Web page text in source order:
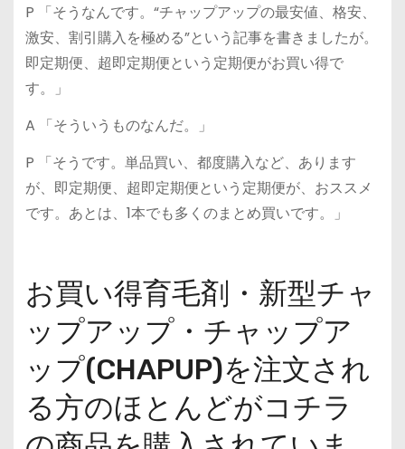
P 「そうなんです。“チャップアップの最安値、格安、
激安、割引購入を極める”という記事を書きましたが。
即定期便、超即定期便という定期便がお買い得で
す。」
A 「そういうものなんだ。」
P 「そうです。単品買い、都度購入など、あります
が、即定期便、超即定期便という定期便が、おススメ
です。あとは、1本でも多くのまとめ買いです。」
お買い得育毛剤・新型チャ
ップアップ・チャップア
ップ(CHAPUP)を注文され
る方のほとんどがコチラ